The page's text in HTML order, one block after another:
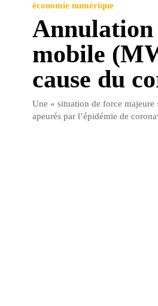
économie numérique
Annulation
mobile
cause du
Une « situation de force majeure
apeurés par l’épidémie de